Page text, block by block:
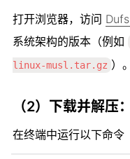
打开浏览器，访问
系统架构的版本（例如
linux-musl.tar.gz ）。
（2）下载并解压：
在终端中运行以下命令